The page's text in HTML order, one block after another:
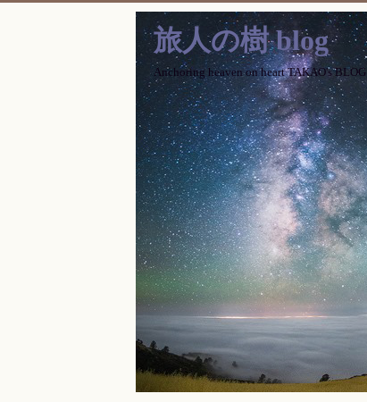
旅人の樹 blog
Anchoring heaven on heart TAKAO's BLOG